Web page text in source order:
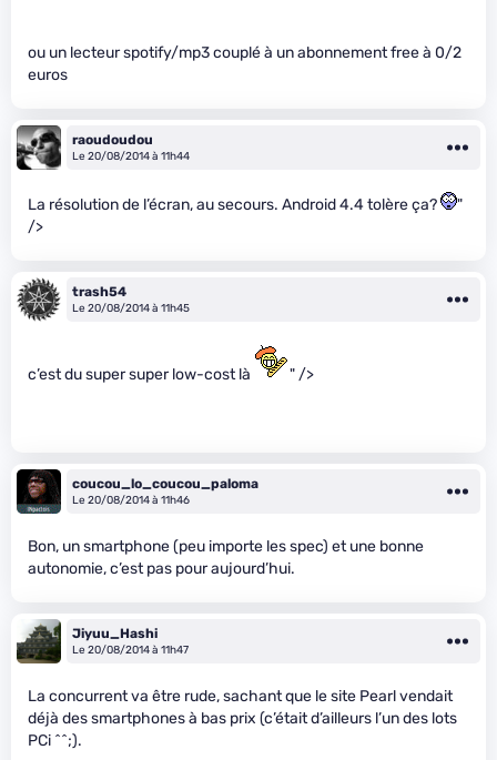
ou un lecteur spotify/mp3 couplé à un abonnement free à 0/2
euros
raoudoudou
Le 20/08/2014 à 11h44
La résolution de l’écran, au secours. Android 4.4 tolère ça?
"
/>
trash54
Le 20/08/2014 à 11h45
c’est du super super low-cost là " />
coucou_lo_coucou_paloma
Le 20/08/2014 à 11h46
Bon, un smartphone (peu importe les spec) et une bonne
autonomie, c’est pas pour aujourd’hui.
Jiyuu_Hashi
Le 20/08/2014 à 11h47
La concurrent va être rude, sachant que le site Pearl vendait
déjà des smartphones à bas prix (c’était d’ailleurs l’un des lots
PCi ^^;).